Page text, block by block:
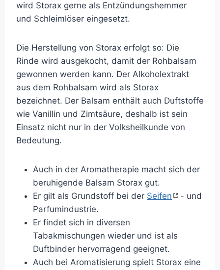
wird Storax gerne als Entzündungshemmer
und Schleimlöser eingesetzt.
Die Herstellung von Storax erfolgt so: Die
Rinde wird ausgekocht, damit der Rohbalsam
gewonnen werden kann. Der Alkoholextrakt
aus dem Rohbalsam wird als Storax
bezeichnet. Der Balsam enthält auch Duftstoffe
wie Vanillin und Zimtsäure, deshalb ist sein
Einsatz nicht nur in der Volksheilkunde von
Bedeutung.
Auch in der Aromatherapie macht sich der
beruhigende Balsam Storax gut.
Er gilt als Grundstoff bei der Seifen
- und
Parfumindustrie.
Er findet sich in diversen
Tabakmischungen wieder und ist als
Duftbinder hervorragend geeignet.
Auch bei Aromatisierung spielt Storax eine